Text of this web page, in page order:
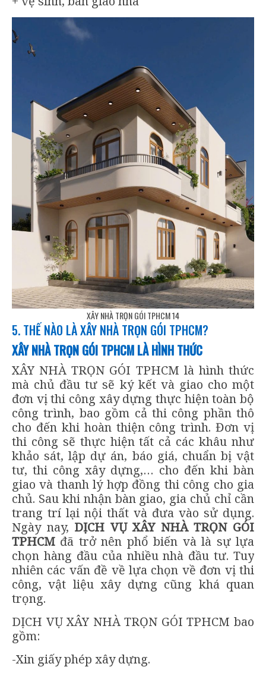
XÂY NHÀ TRỌN GÓI TPHCM 14
5. THẾ NÀO LÀ XÂY NHÀ TRỌN GÓI TPHCM?
XÂY NHÀ TRỌN GÓI TPHCM LÀ HÌNH THỨC
XÂY NHÀ TRỌN GÓI TPHCM là hình thức
mà chủ đầu tư sẽ ký kết và giao cho một
đơn vị thi công xây dựng thực hiện toàn bộ
công trình, bao gồm cả thi công phần thô
cho đến khi hoàn thiện công trình. Đơn vị
thi công sẽ thực hiện tất cả các khâu như
khảo sát, lập dự án, báo giá, chuẩn bị vật
tư, thi công xây dựng,… cho đến khi bàn
giao và thanh lý hợp đồng thi công cho gia
chủ. Sau khi nhận bàn giao, gia chủ chỉ cần
trang trí lại nội thất và đưa vào sử dụng.
Ngày nay, DỊCH VỤ XÂY NHÀ TRỌN GÓI
TPHCM đã trở nên phổ biến và là sự lựa
chọn hàng đầu của nhiều nhà đầu tư. Tuy
nhiên các vấn đề về lựa chọn về đơn vị thi
công, vật liệu xây dựng cũng khá quan
trọng.
DỊCH VỤ XÂY NHÀ TRỌN GÓI TPHCM bao
gồm:
-Xin giấy phép xây dựng.